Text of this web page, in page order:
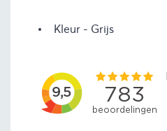
Kleur Grijs